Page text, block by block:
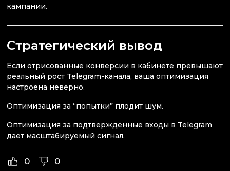
кампании.
Стратегический вывод
Если отрисованные конверсии в кабинете превышают
реальный рост Telegram-канала, ваша оптимизация
настроена неверно.
Оптимизация за “попытки” плодит шум.
Оптимизация за подтвержденные входы в Telegram
дает масштабируемый сигнал.
0 0